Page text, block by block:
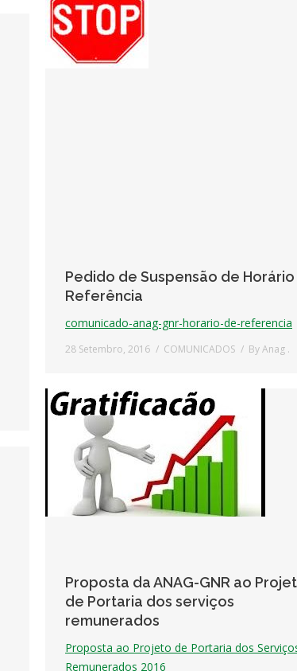
Pedido de Suspensão de
Referência
comunicado-anag-gnr-horario-de-referencia
28 Setembro, 2016 COMUNICADOS ByAnag .
Proposta da ANAG-GNR ao
de Portaria dos serviços
remunerados
Proposta ao Projeto de Portaria dos
Remunerados 2016